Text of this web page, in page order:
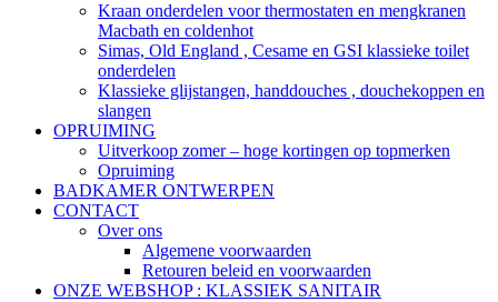
Kraan onderdelen voor thermostaten en mengkranen
Macbath en coldenhot
Simas, Old England , Cesame en GSI klassieke toilet
onderdelen
Klassieke glijstangen, handdouches , douchekoppen en
slangen
OPRUIMING
Uitverkoop zomer – hoge kortingen op topmerken
Opruiming
BADKAMER ONTWERPEN
CONTACT
Over ons
Algemene voorwaarden
Retouren beleid en voorwaarden
ONZE WEBSHOP : KLASSIEK SANITAIR